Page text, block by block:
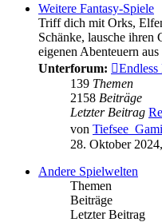
Weitere Fantasy-Spiele
Triff dich mit Orks,
Schänke, lausche ihren
eigenen Abenteuern
Unterforum:
Endless
139 Themen
2158 Beiträge
Letzter Beitrag
von
28. Oktober
Andere Spielwelten
Themen
Beiträge
Letzter Beitrag